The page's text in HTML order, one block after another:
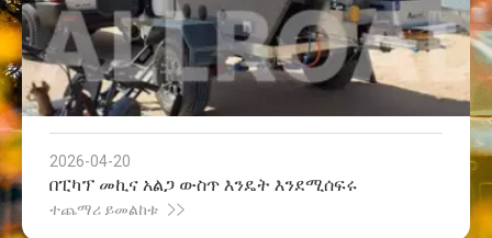
2026-04-20
በፒካፕ መኪና አልጋ ውስጥ እንዴት እንደሚሰፍሩ
ተጨማሪ ይመልከቱ